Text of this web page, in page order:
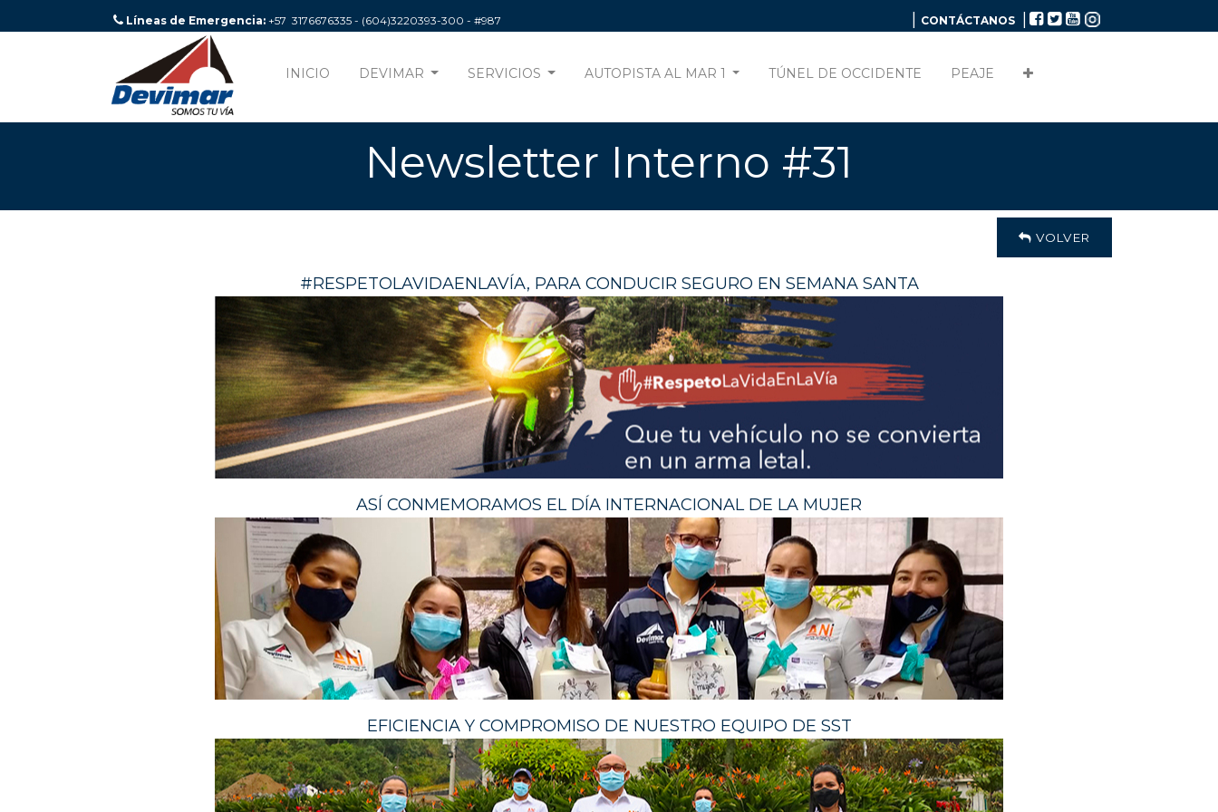
Líneas de Emergencia: +57 3176676335 - (604)3220393-300 - #987 CONTÁCTANOS
INICIO DEVIMAR SERVICIOS AUTOPISTA AL MAR 1 TÚNEL DE OCCIDENTE PEAJE
Newsletter Interno #31
VOLVER
#RESPETOLAVIDAENLAVÍA, PARA CONDUCIR SEGURO EN SEMANA SANTA
ASÍ CONMEMORAMOS EL DÍA INTERNACIONAL DE LA MUJER
EFICIENCIA Y COMPROMISO DE NUESTRO EQUIPO DE SST